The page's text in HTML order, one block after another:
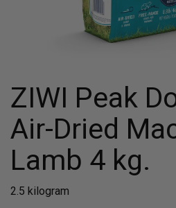
ZIWI Peak
Air-Dried
Lamb 4 kg.
2.5 kilogram